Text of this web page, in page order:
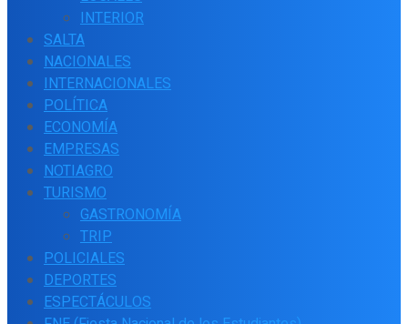
INTERIOR
SALTA
NACIONALES
INTERNACIONALES
POLÍTICA
ECONOMÍA
EMPRESAS
NOTIAGRO
TURISMO
GASTRONOMÍA
TRIP
POLICIALES
DEPORTES
ESPECTÁCULOS